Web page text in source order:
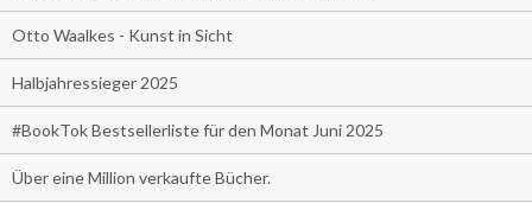
Otto Waalkes - Kunst in Sicht
Halbjahressieger 2025
#BookTok Bestsellerliste für den Monat Juni 2025
Über eine Million verkaufte Bücher.